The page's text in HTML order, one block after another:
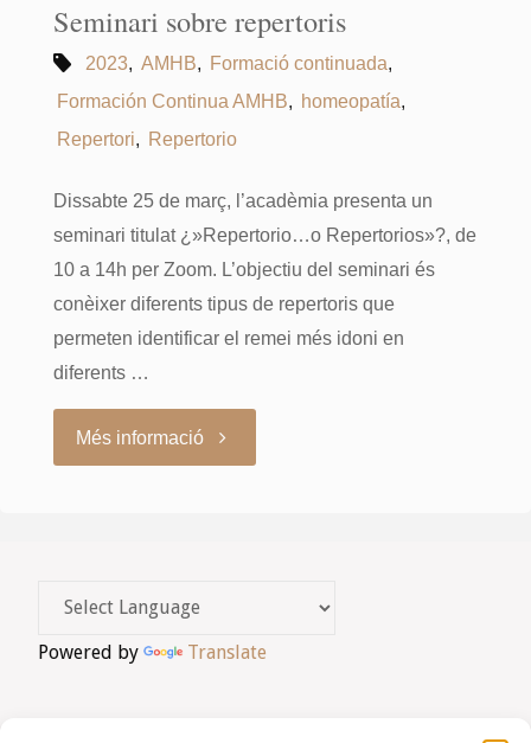
Seminari sobre repertoris
2023, AMHB, Formació continuada,
Formación Continua AMHB, homeopatía,
Repertori, Repertorio
Dissabte 25 de març, l’acadèmia presenta un
seminari titulat ¿»Repertorio…o Repertorios»?, de
10 a 14h per Zoom. L’objectiu del seminari és
conèixer diferents tipus de repertoris que
permeten identificar el remei més idoni en
diferents …
Més informació"Seminari
Powered by Translate